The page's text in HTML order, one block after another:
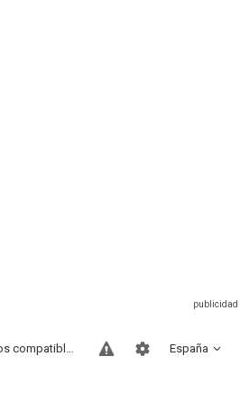
España
Sitios compatibles